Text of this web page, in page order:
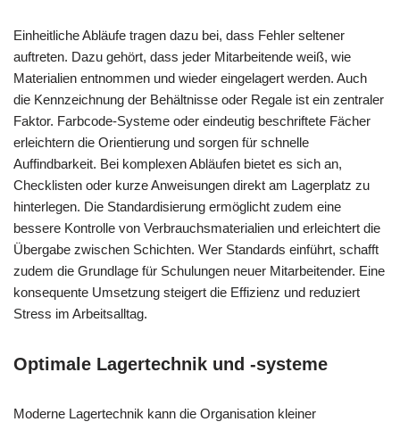
Einheitliche Abläufe tragen dazu bei, dass Fehler seltener
auftreten. Dazu gehört, dass jeder Mitarbeitende weiß, wie
Materialien entnommen und wieder eingelagert werden. Auch
die Kennzeichnung der Behältnisse oder Regale ist ein zentraler
Faktor. Farbcode-Systeme oder eindeutig beschriftete Fächer
erleichtern die Orientierung und sorgen für schnelle
Auffindbarkeit. Bei komplexen Abläufen bietet es sich an,
Checklisten oder kurze Anweisungen direkt am Lagerplatz zu
hinterlegen. Die Standardisierung ermöglicht zudem eine
bessere Kontrolle von Verbrauchsmaterialien und erleichtert die
Übergabe zwischen Schichten. Wer Standards einführt, schafft
zudem die Grundlage für Schulungen neuer Mitarbeitender. Eine
konsequente Umsetzung steigert die Effizienz und reduziert
Stress im Arbeitsalltag.
Optimale Lagertechnik und -systeme
Moderne Lagertechnik kann die Organisation kleiner